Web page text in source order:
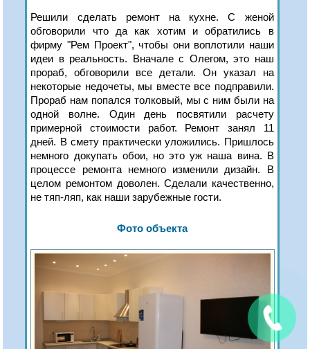
Решили сделать ремонт на кухне. С женой
обговорили что да как хотим и обратились в
фирму "Рем Проект", чтобы они воплотили наши
идеи в реальность. Вначале с Олегом, это наш
прораб, обговорили все детали. Он указал на
некоторые недочеты, мы вместе все подправили.
Прораб нам попался толковый, мы с ним были на
одной волне. Один день посвятили расчету
примерной стоимости работ. Ремонт занял 11
дней. В смету практически уложились. Пришлось
немного докупать обои, но это уж наша вина. В
процессе ремонта немного изменили дизайн. В
целом ремонтом доволен. Сделали качественно,
не тяп-ляп, как наши зарубежные гости.
Фото объекта